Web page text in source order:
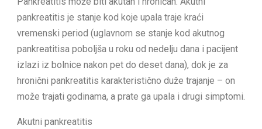
pankreatitis je stanje kod koje upala traje kraći
vremenski period (uglavnom se stanje kod akutnog
pankreatitisa poboljša u roku od nedelju dana i pacijent
izlazi iz bolnice nakon pet do deset dana), dok je za
hronični pankreatitis karakteristično duže trajanje – on
može trajati godinama, a prate ga upala i drugi simptomi.
Akutni pankreatitis